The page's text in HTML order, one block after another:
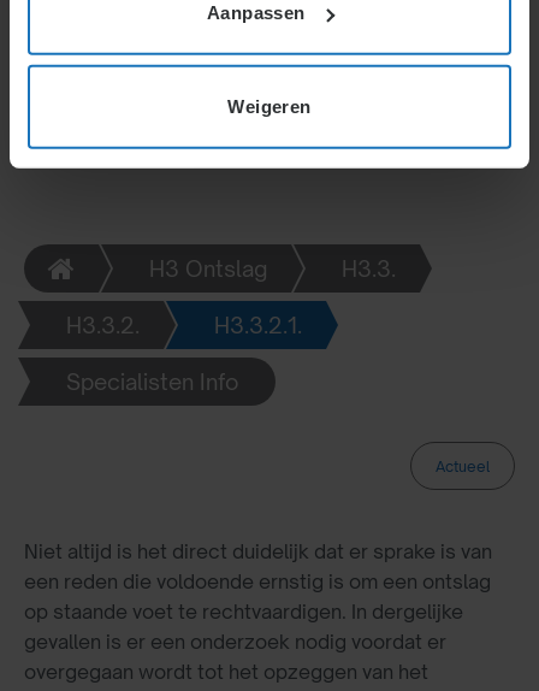
Aanpassen
Weigeren
persoonlijke omstandigheden van de werknemer
worden meegewogen.
H3 Ontslag H3.3.
H3.3.2. H3.3.2.1.
Specialisten Info
Actueel
Niet altijd is het direct duidelijk dat er sprake is van
een reden die voldoende ernstig is om een ontslag
op staande voet te rechtvaardigen. In dergelijke
gevallen is er een onderzoek nodig voordat er
overgegaan wordt tot het opzeggen van het